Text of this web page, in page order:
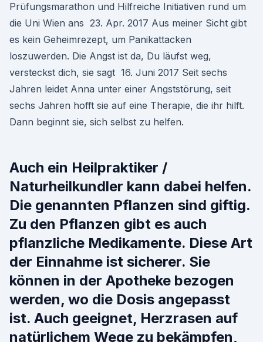
Prüfungsmarathon und Hilfreiche Initiativen rund um
die Uni Wien ans 23. Apr. 2017 Aus meiner Sicht gibt
es kein Geheimrezept, um Panikattacken
loszuwerden. Die Angst ist da, Du läufst weg,
versteckst dich, sie sagt 16. Juni 2017 Seit sechs
Jahren leidet Anna unter einer Angststörung, seit
sechs Jahren hofft sie auf eine Therapie, die ihr hilft.
Dann beginnt sie, sich selbst zu helfen.
Auch ein Heilpraktiker /
Naturheilkundler kann dabei helfen.
Die genannten Pflanzen sind giftig.
Zu den Pflanzen gibt es auch
pflanzliche Medikamente. Diese Art
der Einnahme ist sicherer. Sie
können in der Apotheke bezogen
werden, wo die Dosis angepasst
ist. Auch geeignet, Herzrasen auf
natürlichem Wege zu bekämpfen,